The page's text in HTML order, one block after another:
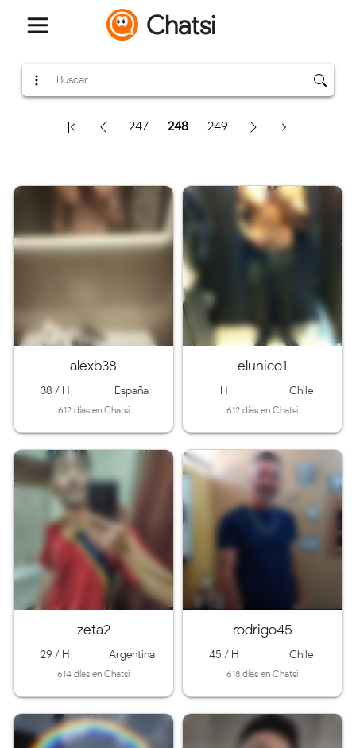
Chatsi
247 248 249
alexb38
38 / H España
612 días en Chatsi
elunico1
H Chile
612 días en Chatsi
zeta2
29 / H Argentina
614 días en Chatsi
rodrigo45
45 / H Chile
618 días en Chatsi